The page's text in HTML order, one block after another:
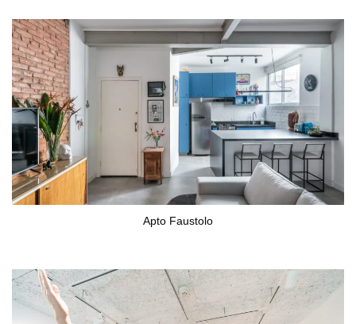
Apto Faustolo